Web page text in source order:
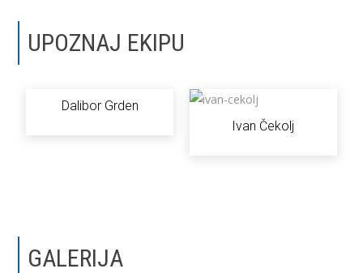
UPOZNAJ EKIPU
Dalibor Grden
Ivan Čekolj
GALERIJA